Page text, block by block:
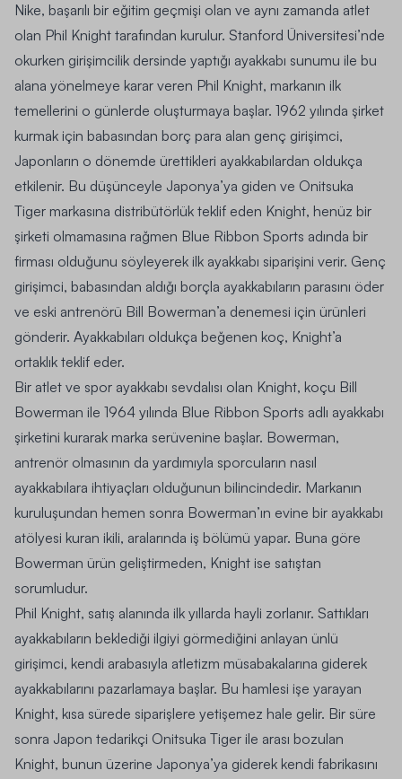
Nike, başarılı bir eğitim geçmişi olan ve aynı zamanda atlet
olan Phil Knight tarafından kurulur. Stanford Üniversitesi’nde
okurken girişimcilik dersinde yaptığı ayakkabı sunumu ile bu
alana yönelmeye karar veren Phil Knight, markanın ilk
temellerini o günlerde oluşturmaya başlar. 1962 yılında şirket
kurmak için babasından borç para alan genç girişimci,
Japonların o dönemde ürettikleri ayakkabılardan oldukça
etkilenir. Bu düşünceyle Japonya’ya giden ve Onitsuka
Tiger markasına distribütörlük teklif eden Knight, henüz bir
şirketi olmamasına rağmen Blue Ribbon Sports adında bir
firması olduğunu söyleyerek ilk ayakkabı siparişini verir. Genç
girişimci, babasından aldığı borçla ayakkabıların parasını öder
ve eski antrenörü Bill Bowerman’a denemesi için ürünleri
gönderir. Ayakkabıları oldukça beğenen koç, Knight’a
ortaklık teklif eder.
Bir atlet ve spor ayakkabı sevdalısı olan Knight, koçu Bill
Bowerman ile 1964 yılında Blue Ribbon Sports adlı ayakkabı
şirketini kurarak marka serüvenine başlar. Bowerman,
antrenör olmasının da yardımıyla sporcuların nasıl
ayakkabılara ihtiyaçları olduğunun bilincindedir. Markanın
kuruluşundan hemen sonra Bowerman’ın evine bir ayakkabı
atölyesi kuran ikili, aralarında iş bölümü yapar. Buna göre
Bowerman ürün geliştirmeden, Knight ise satıştan
sorumludur.
Phil Knight, satış alanında ilk yıllarda hayli zorlanır. Sattıkları
ayakkabıların beklediği ilgiyi görmediğini anlayan ünlü
girişimci, kendi arabasıyla atletizm müsabakalarına giderek
ayakkabılarını pazarlamaya başlar. Bu hamlesi işe yarayan
Knight, kısa sürede siparişlere yetişemez hale gelir. Bir süre
sonra Japon tedarikçi Onitsuka Tiger ile arası bozulan
Knight, bunun üzerine Japonya’ya giderek kendi fabrikasını